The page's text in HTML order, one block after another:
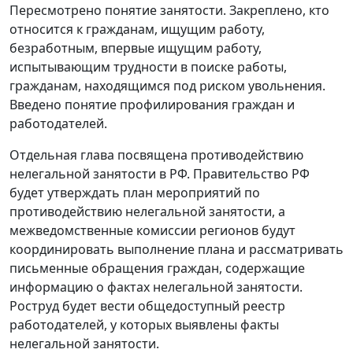
Пересмотрено понятие занятости. Закреплено, кто
относится к гражданам, ищущим работу,
безработным, впервые ищущим работу,
испытывающим трудности в поиске работы,
гражданам, находящимся под риском увольнения.
Введено понятие профилирования граждан и
работодателей.
Отдельная глава посвящена противодействию
нелегальной занятости в РФ. Правительство РФ
будет утверждать план мероприятий по
противодействию нелегальной занятости, а
межведомственные комиссии регионов будут
координировать выполнение плана и рассматривать
письменные обращения граждан, содержащие
информацию о фактах нелегальной занятости.
Роструд будет вести общедоступный реестр
работодателей, у которых выявлены факты
нелегальной занятости.